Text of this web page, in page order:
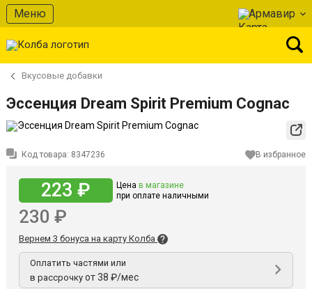
Меню Армавир
Вкусовые добавки
Эссенция Dream Spirit Premium Cognac
Код товара: 8347236 В избранное
223 ₽ Цена в магазине
при оплате наличными
230 ₽
Вернем 3 бонуса на карту Колба
Оплатить частями или
в рассрочку от 38 ₽/мес